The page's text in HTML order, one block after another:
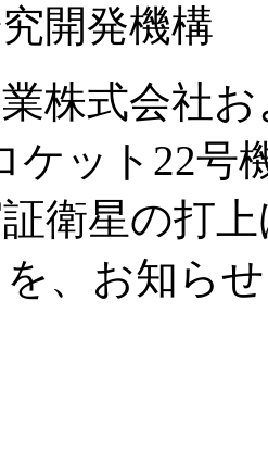
開発機構
株式会社お
ケット22号
衛星の打
、お知ら